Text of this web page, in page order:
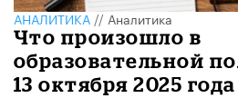
АНАЛИТИКА //Аналитика
Что произошло в
образовательной
13 октября 2025 года